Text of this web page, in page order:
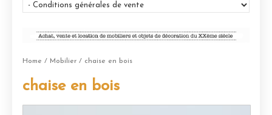
Home / Mobilier / chaise en bois
chaise en bois